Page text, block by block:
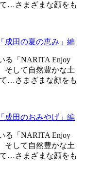
…さまざまな顔をも
成田の夏の恵み」編
る「NARITA Enjoy
そして自然豊かな土
…さまざまな顔をも
成田のおみやげ」編
る「NARITA Enjoy
そして自然豊かな土
…さまざまな顔をも